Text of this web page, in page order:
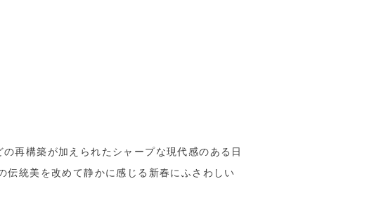
再構築が加えられたシャープな現代感のある日
統美を改めて静かに感じる新春にふさわしい